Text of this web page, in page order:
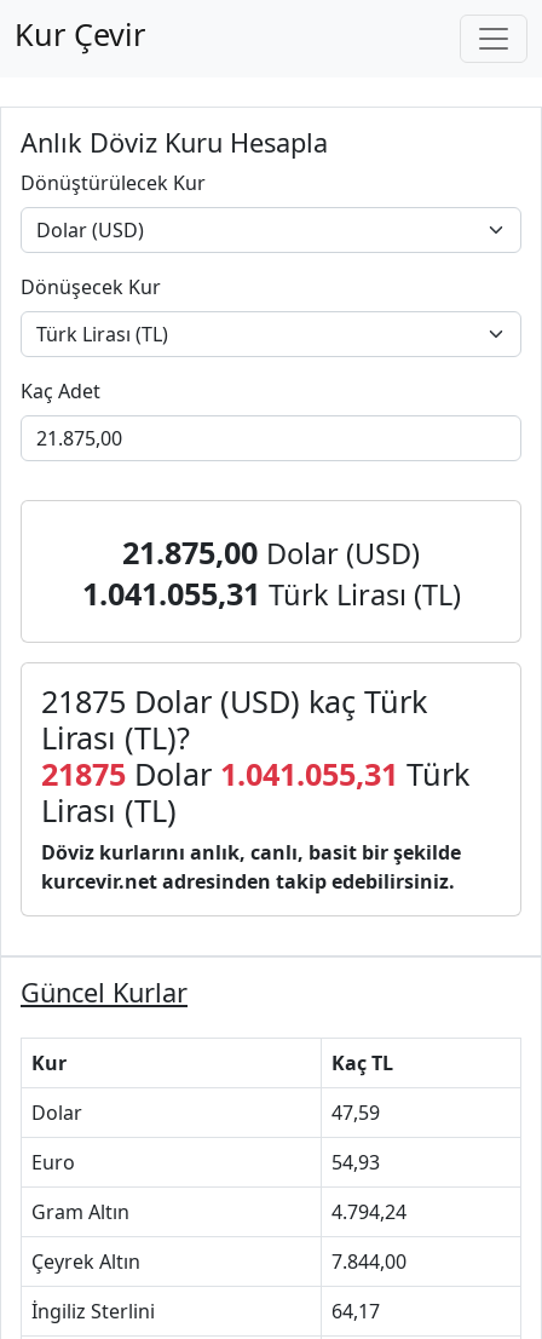
Kur Çevir
Anlık Döviz Kuru Hesapla
Dönüştürülecek Kur
Dönüşecek Kur
Kaç Adet
21.875,00 Dolar (USD)
1.041.055,31 Türk Lirası (TL)
21875 Dolar (USD) kaç Türk
Lirası (TL)?
21875 Dolar 1.041.055,31 Türk
Lirası (TL)
Döviz kurlarını anlık, canlı, basit bir şekilde
kurcevir.net adresinden takip edebilirsiniz.
Güncel Kurlar
Kur
Kaç TL
Dolar
47,59
Euro
54,93
Gram Altın
4.794,24
Çeyrek Altın
7.844,00
İngiliz Sterlini
64,17